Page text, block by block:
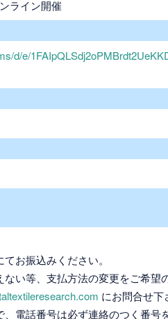
ライン開催
d/e/
お振込みください。
い等、支払方法の変更をご希望
にお問合せ下
電話番号は必ず連絡のつく番号